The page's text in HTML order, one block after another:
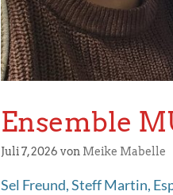
Ensemble
Juli 7, 2026 von Meike Mabelle
Sel Freund, Steff Martin,